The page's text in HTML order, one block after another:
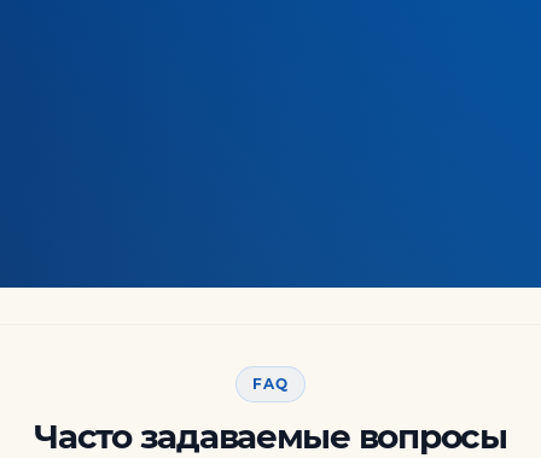
FAQ
Часто задаваемые вопросы